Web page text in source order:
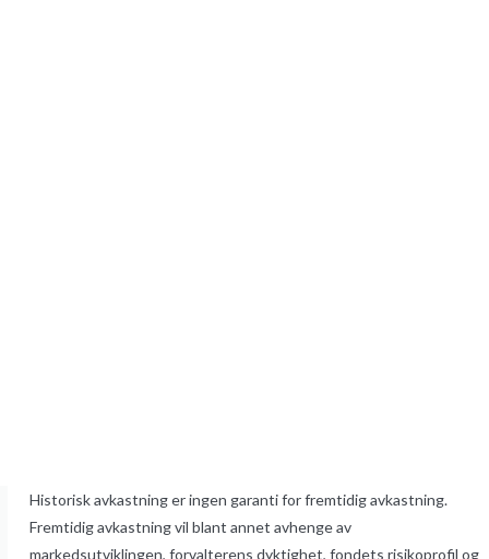
Historisk avkastning er ingen garanti for fremtidig avkastning.
Fremtidig avkastning vil blant annet avhenge av
markedsutviklingen, forvalterens dyktighet, fondets risikoprofil og